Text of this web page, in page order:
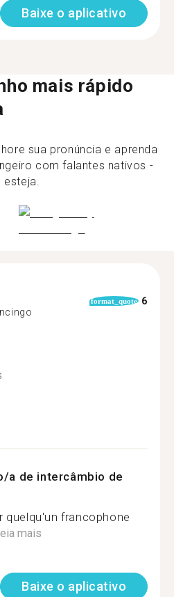
Baixe o aplicativo
mais rápido
sua pronúncia e aprenda
com falantes nativos -
format_quote 6
a de intercâmbio de
quelqu'un francophone
mais
Baixe o aplicativo